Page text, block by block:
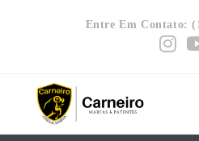
Entre Em Contato: